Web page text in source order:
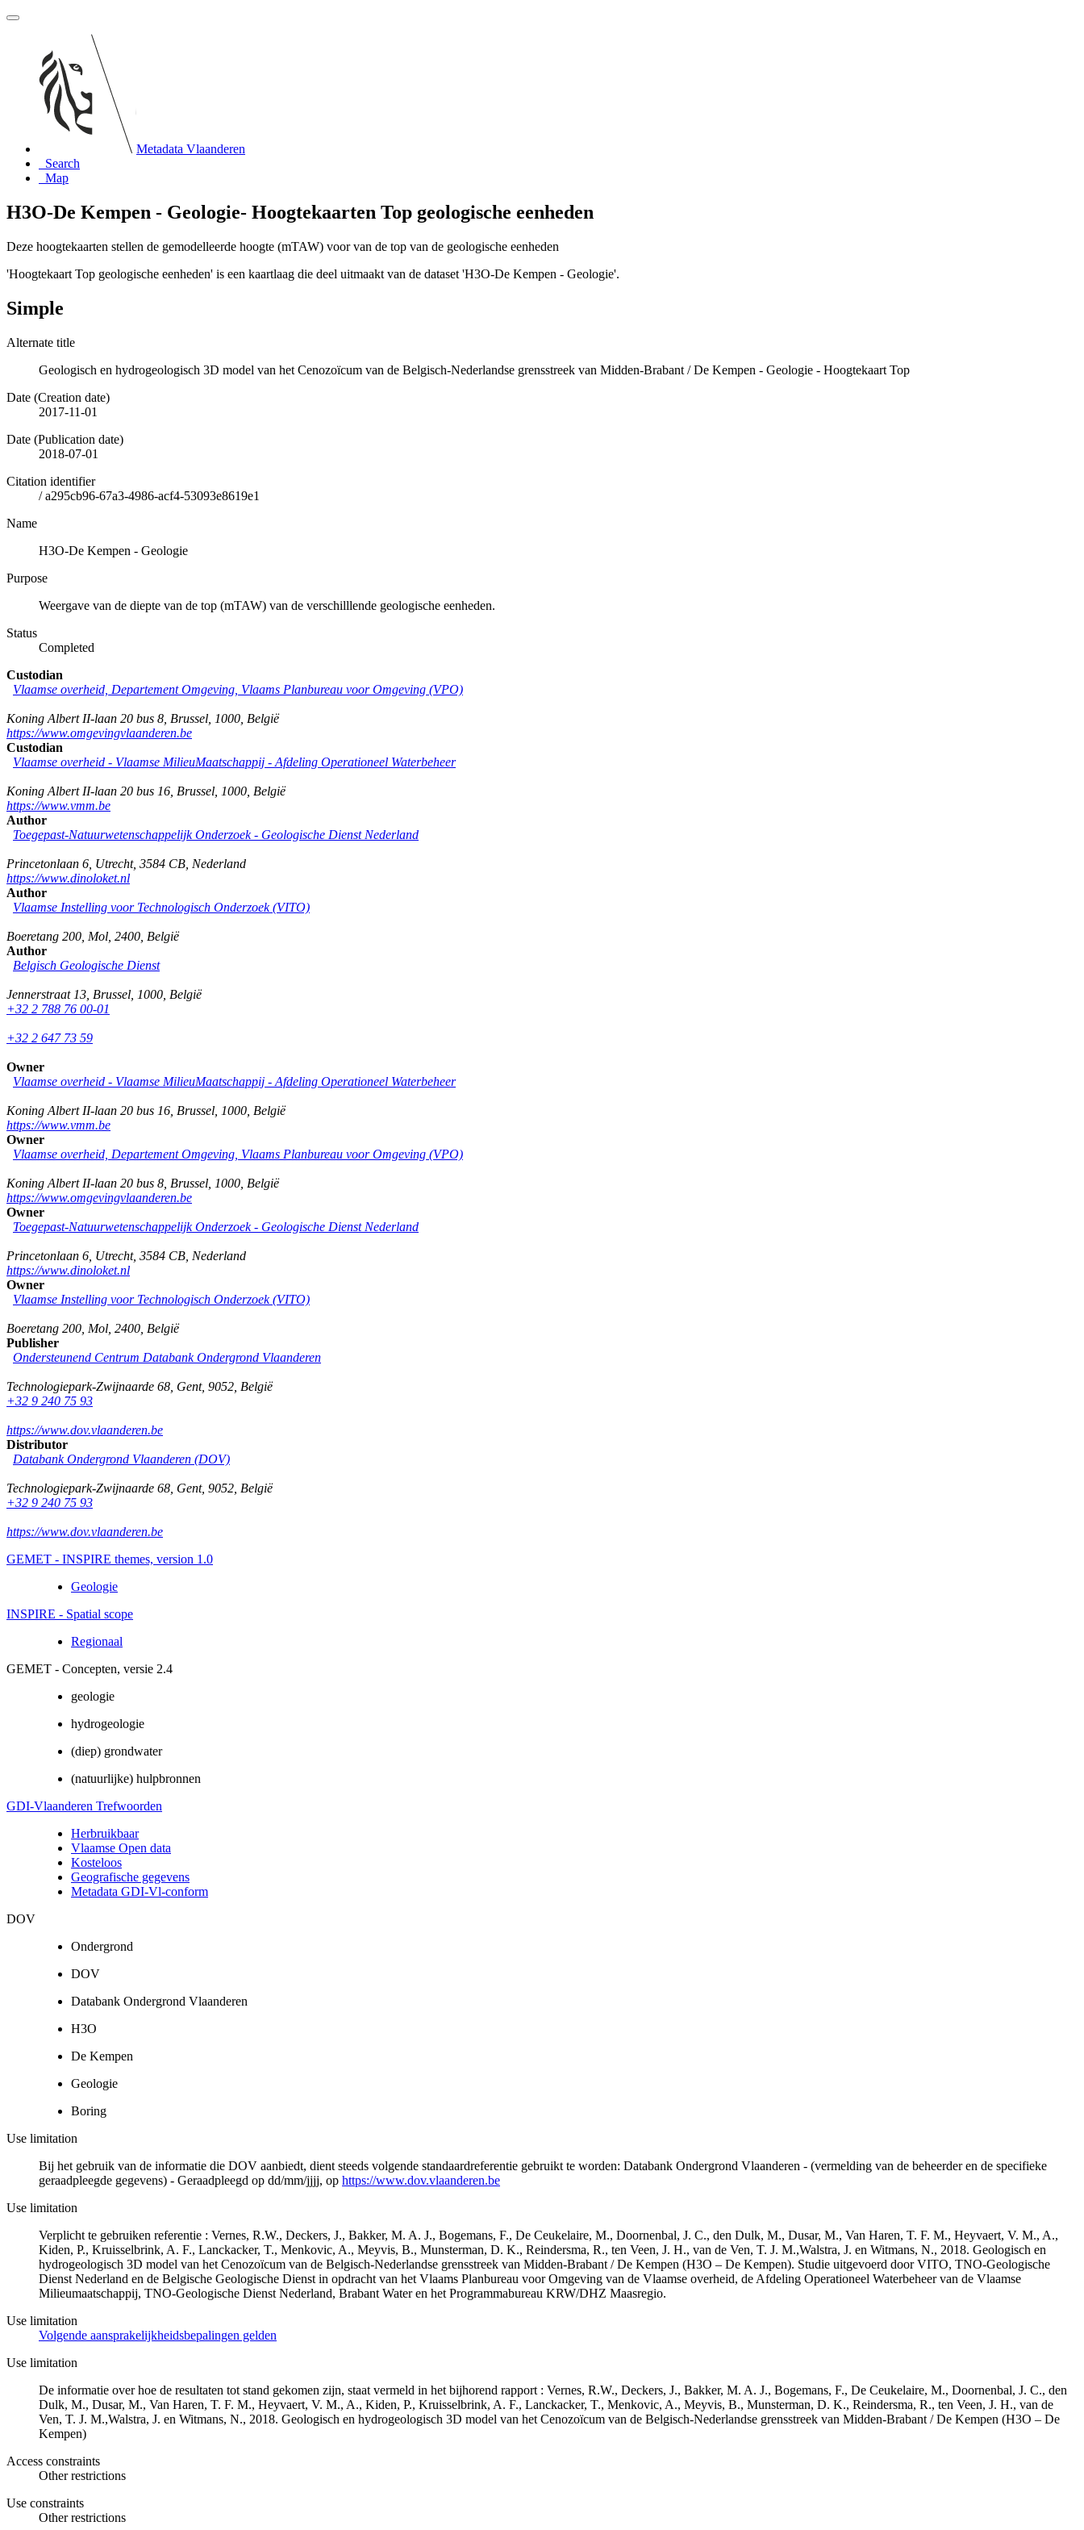
Metadata Vlaanderen
Search
Map
H3O-De Kempen - Geologie- Hoogtekaarten Top geologische eenheden
Deze hoogtekaarten stellen de gemodelleerde hoogte (mTAW) voor van de top van de geologische eenheden
'Hoogtekaart Top geologische eenheden' is een kaartlaag die deel uitmaakt van de dataset 'H3O-De Kempen - Geologie'.
Simple
Alternate title
Geologisch en hydrogeologisch 3D model van het Cenozoïcum van de Belgisch-Nederlandse grensstreek van Midden-Brabant / De Kempen - Geologie - Hoogtekaart Top
Date (Creation date)
2017-11-01
Date (Publication date)
2018-07-01
Citation identifier
/a295cb96-67a3-4986-acf4-53093e8619e1
Name
H3O-De Kempen - Geologie
Purpose
Weergave van de diepte van de top (mTAW) van de verschilllende geologische eenheden.
Status
Completed
Custodian
Vlaamse overheid, Departement Omgeving, Vlaams Planbureau voor Omgeving (VPO)
Koning Albert II-laan 20 bus 8 Brussel 1000 België
https://www.omgevingvlaanderen.be
Custodian
Vlaamse overheid - Vlaamse MilieuMaatschappij - Afdeling Operationeel Waterbeheer
Koning Albert II-laan 20 bus 16 Brussel 1000 België
https://www.vmm.be
Author
Toegepast-Natuurwetenschappelijk Onderzoek - Geologische Dienst Nederland
Princetonlaan 6 Utrecht, 3584 CB Nederland
https://www.dinoloket.nl
Author
Vlaamse Instelling voor Technologisch Onderzoek (VITO)
Boeretang 200 Mol 2400 België
Author
Belgisch Geologische Dienst
Jennerstraat 13 Brussel 1000 België
+32 2 788 76 00-01
+32 2 647 73 59
Owner
Vlaamse overheid - Vlaamse MilieuMaatschappij - Afdeling Operationeel Waterbeheer
Koning Albert II-laan 20 bus 16 Brussel 1000 België
https://www.vmm.be
Owner
Vlaamse overheid, Departement Omgeving, Vlaams Planbureau voor Omgeving (VPO)
Koning Albert II-laan 20 bus 8 Brussel 1000 België
https://www.omgevingvlaanderen.be
Owner
Toegepast-Natuurwetenschappelijk Onderzoek - Geologische Dienst Nederland
Princetonlaan 6 Utrecht, 3584 CB Nederland
https://www.dinoloket.nl
Owner
Vlaamse Instelling voor Technologisch Onderzoek (VITO)
Boeretang 200 Mol 2400 België
Publisher
Ondersteunend Centrum Databank Ondergrond Vlaanderen
Technologiepark-Zwijnaarde 68 Gent, 9052 België
+32 9 240 75 93
https://www.dov.vlaanderen.be
Distributor
Databank Ondergrond Vlaanderen (DOV)
Technologiepark-Zwijnaarde 68 Gent, 9052 België
+32 9 240 75 93
https://www.dov.vlaanderen.be
GEMET - INSPIRE themes, version 1.0
Geologie
INSPIRE - Spatial scope
Regionaal
GEMET - Concepten, versie 2.4
geologie
hydrogeologie
(diep) grondwater
(natuurlijke) hulpbronnen
GDI-Vlaanderen Trefwoorden
Herbruikbaar
Vlaamse Open data
Kosteloos
Geografische gegevens
Metadata GDI-Vl-conform
DOV
Ondergrond
DOV
Databank Ondergrond Vlaanderen
H3O
De Kempen
Geologie
Boring
Use limitation
Bij het gebruik van de informatie die DOV aanbiedt, dient steeds volgende standaardreferentie gebruikt te worden: Databank Ondergrond Vlaanderen - (vermelding van de beheerder en de specifieke
geraadpleegde gegevens) - Geraadpleegd op dd/mm/jjjj, op https://www.dov.vlaanderen.be
Use limitation
Verplicht te gebruiken referentie : Vernes, R.W., Deckers, J., Bakker, M. A. J., Bogemans, F., De Ceukelaire, M., Doornenbal, J. C., den Dulk, M., Dusar, M., Van Haren, T. F. M., Heyvaert, V. M., A.,
Kiden, P., Kruisselbrink, A. F., Lanckacker, T., Menkovic, A., Meyvis, B., Munsterman, D. K., Reindersma, R., ten Veen, J. H., van de Ven, T. J. M.,Walstra, J. en Witmans, N., 2018. Geologisch en
hydrogeologisch 3D model van het Cenozoïcum van de Belgisch-Nederlandse grensstreek van Midden-Brabant / De Kempen (H3O – De Kempen). Studie uitgevoerd door VITO, TNO-Geologische
Dienst Nederland en de Belgische Geologische Dienst in opdracht van het Vlaams Planbureau voor Omgeving van de Vlaamse overheid, de Afdeling Operationeel Waterbeheer van de Vlaamse
Milieumaatschappij, TNO-Geologische Dienst Nederland, Brabant Water en het Programmabureau KRW/DHZ Maasregio.
Use limitation
Volgende aansprakelijkheidsbepalingen gelden
Use limitation
De informatie over hoe de resultaten tot stand gekomen zijn, staat vermeld in het bijhorend rapport : Vernes, R.W., Deckers, J., Bakker, M. A. J., Bogemans, F., De Ceukelaire, M., Doornenbal, J. C., den
Dulk, M., Dusar, M., Van Haren, T. F. M., Heyvaert, V. M., A., Kiden, P., Kruisselbrink, A. F., Lanckacker, T., Menkovic, A., Meyvis, B., Munsterman, D. K., Reindersma, R., ten Veen, J. H., van de
Ven, T. J. M.,Walstra, J. en Witmans, N., 2018. Geologisch en hydrogeologisch 3D model van het Cenozoïcum van de Belgisch-Nederlandse grensstreek van Midden-Brabant / De Kempen (H3O – De
Kempen)
Access constraints
Other restrictions
Use constraints
Other restrictions